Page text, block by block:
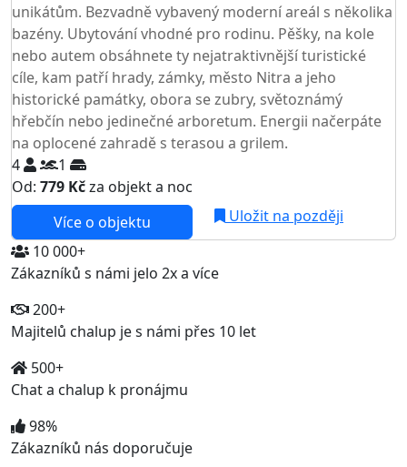
unikátům. Bezvadně vybavený moderní areál s několika
bazény. Ubytování vhodné pro rodinu. Pěšky, na kole
nebo autem obsáhnete ty nejatraktivnější turistické
cíle, kam patří hrady, zámky, město Nitra a jeho
historické památky, obora se zubry, světoznámý
hřebčín nebo jedinečné arboretum. Energii načerpáte
na oplocené zahradě s terasou a grilem.
4
1
Od: 779 Kčza objekt a noc
Více o objektu
Uložit na později
10 000+
Zákazníků s námi jelo 2x a více
200+
Majitelů chalup je s námi přes 10 let
500+
Chat a chalup k pronájmu
98%
Zákazníků nás doporučuje